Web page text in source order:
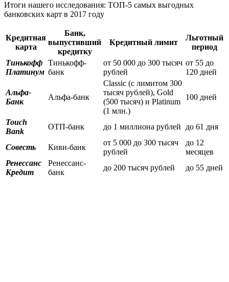
Итоги нашего исследования: ТОП-5 самых выгодных
банковских карт в 2017 году
Кредитная
карта
Банк,
выпустивший
кредитку
Кредитный лимит
Льготный
период
Тинькофф
Платинум
Тинькофф-
банк
от 50 000 до 300 тысяч
рублей
от 55 до
120 дней
Альфа-
Банк
Альфа-банк
Classic (с лимитом 300
тысяч рублей), Gold
(500 тысяч) и Platinum
(1 млн.)
100 дней
Touch
Bank
ОТП-банк до 1 миллиона рублей до 61 дня
Совесть Киви-банк
от 5 000 до 300 тысяч
рублей
до 12
месяцев
Ренессанс
Кредит
Ренессанс-
банк
до 200 тысяч рублей до 55 дней